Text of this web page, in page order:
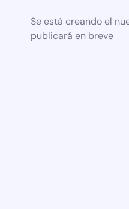
Se está creando el
publicará en breve